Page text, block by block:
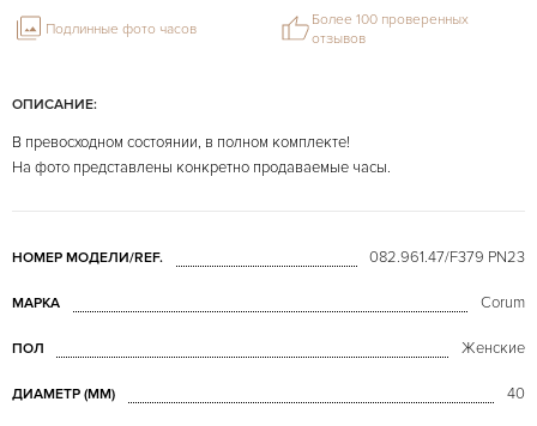
ОПИСАНИЕ:
В превосходном состоянии, в полном комплекте!
На фото представлены конкретно продаваемые часы.
НОМЕР МОДЕЛИ/REF. 082.961.47/F379 PN23
МАРКА Corum
ПОЛ Женские
ДИАМЕТР (MM) 40
Подлинные фото часов
Более 100 проверенных
отзывов